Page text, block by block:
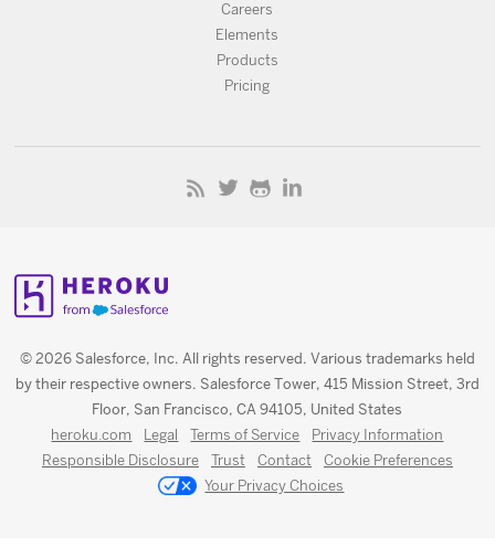
Careers
Elements
Products
Pricing
© 2026 Salesforce, Inc. All rights reserved. Various trademarks held
by their respective owners. Salesforce Tower, 415 Mission Street, 3rd
Floor, San Francisco, CA 94105, United States
heroku.com Legal Terms of Service
Privacy Information
Responsible Disclosure
Trust Contact
Cookie Preferences
Your Privacy Choices